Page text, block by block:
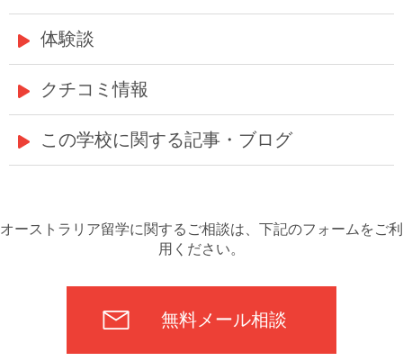
体験談
クチコミ情報
この学校に関する記事・ブログ
オーストラリア留学に関するご相談は、下記のフォームをご利
用ください。
無料メール相談